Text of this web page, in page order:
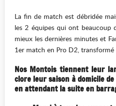
La fin de match est débridée
les 2 équipes qui ont beaucoup
mieux les dernières minutes et
1er match en Pro D2,
Nos Montois tiennent leur
clore leur saison à domicile
en attendant la suite en